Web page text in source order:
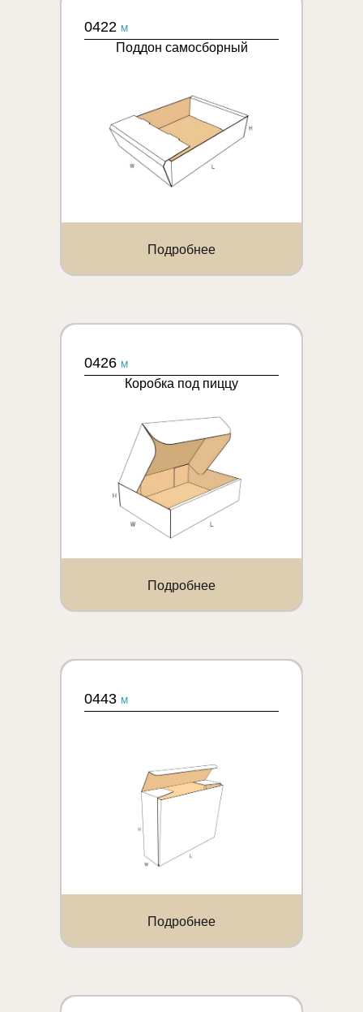
0422 M
Поддон самосборный
Подробнее
0426 M
Коробка под пиццу
Подробнее
0443 M
Подробнее